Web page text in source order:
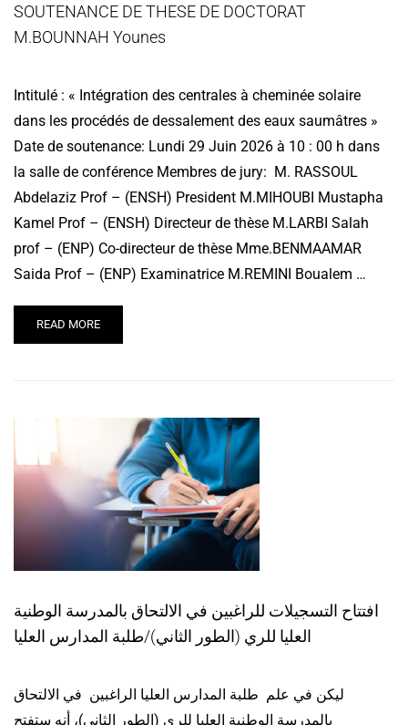
SOUTENANCE DE THESE DE DOCTORAT
M.BOUNNAH Younes
Intitulé : « Intégration des centrales à cheminée solaire
dans les procédés de dessalement des eaux saumâtres »
Date de soutenance: Lundi 29 Juin 2026 à 10 : 00 h dans
la salle de conférence Membres de jury: M. RASSOUL
Abdelaziz Prof – (ENSH) President M.MIHOUBI Mustapha
Kamel Prof – (ENSH) Directeur de thèse M.LARBI Salah
prof – (ENP) Co-directeur de thèse Mme.BENMAAMAR
Saida Prof – (ENP) Examinatrice M.REMINI Boualem …
READ MORE
افتتاح التسجيلات للراغبين في الالتحاق بالمدرسة الوطنية
العليا للري (الطور الثاني)/طلبة المدارس العليا
ليكن في علم طلبة المدارس العليا الراغبين في الالتحاق
بالمدرسة الوطنية العليا للري (الطور الثاني)، أنه ستفتح